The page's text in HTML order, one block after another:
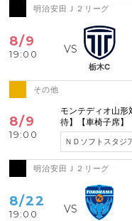
明治安田Ｊ２リーグ
8/9
19:00
栃木C
その他
8/9
19:00
モンテディオ山
待】【車椅子席】
ＮＤソフトスタジ
明治安田Ｊ２リーグ
8/22
19:00